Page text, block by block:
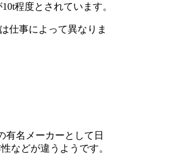
程度とされています。
仕事によって異なりま
有名メーカーとして日
などが違うようです。